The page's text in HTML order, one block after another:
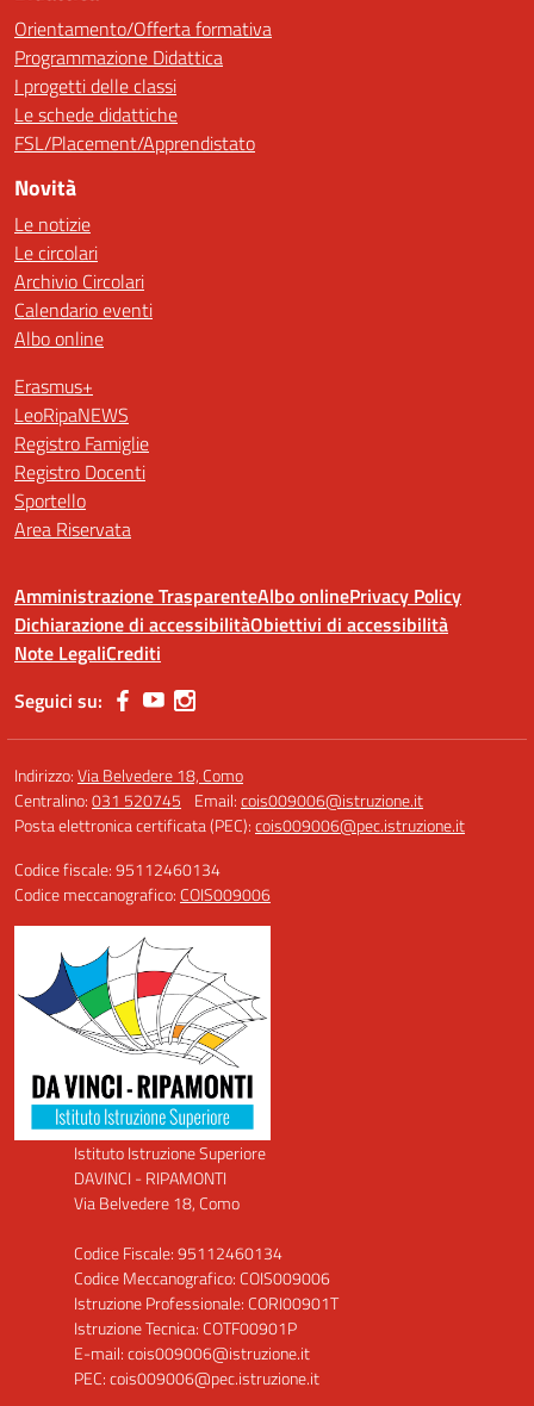
Orientamento/Offerta formativa
Programmazione Didattica
I progetti delle classi
Le schede didattiche
FSL/Placement/Apprendistato
Novità
Le notizie
Le circolari
Archivio Circolari
Calendario eventi
Albo online
Erasmus+
LeoRipaNEWS
Registro Famiglie
Registro Docenti
Sportello
Area Riservata
Amministrazione TrasparenteAlbo onlinePrivacy Policy
Dichiarazione di accessibilitàObiettivi di accessibilità
Note LegaliCrediti
Seguici su:
Indirizzo:Via Belvedere 18, Como
Centralino:031 520745 Email:cois009006@istruzione.it
Posta elettronica certificata (PEC):cois009006@pec.istruzione.it
Codice fiscale: 95112460134
Codice meccanografico: COIS009006
Istituto Istruzione Superiore
DAVINCI - RIPAMONTI
Via Belvedere 18, Como
Codice Fiscale: 95112460134
Codice Meccanografico: COIS009006
Istruzione Professionale: CORI00901T
Istruzione Tecnica: COTF00901P
E-mail: cois009006@istruzione.it
PEC: cois009006@pec.istruzione.it